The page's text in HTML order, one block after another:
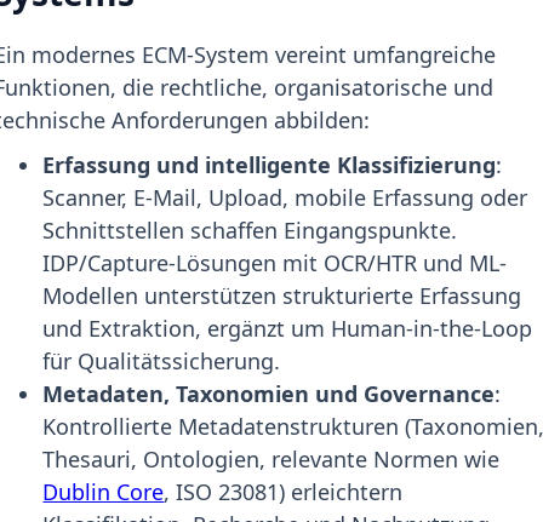
modernes ECM-System vereint umfangreiche
die rechtliche, organisatorische und
Anforderungen abbilden:
Erfassung und intelligente Klassifizierung:
Scanner, E-Mail, Upload, mobile Erfassung oder
Schnittstellen schaffen Eingangspunkte.
IDP/Capture-Lösungen mit OCR/HTR und ML-
Modellen unterstützen strukturierte Erfassung
und Extraktion, ergänzt um Human-in-the-Loop
für Qualitätssicherung.
Metadaten, Taxonomien und Governance:
Kontrollierte Metadatenstrukturen
Thesauri, Ontologien, relevante Normen wie
Dublin Core, ISO 23081) erleichtern